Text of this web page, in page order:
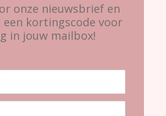
onze nieuwsbrief en
kortingscode voor
in jouw mailbox!